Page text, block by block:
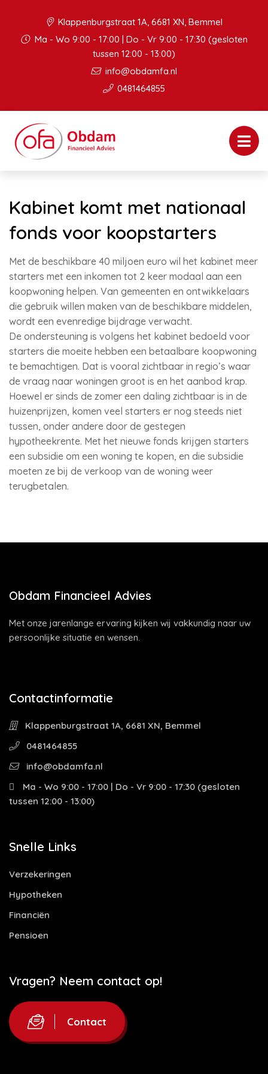
Klappenburgstraat 1A, 6681 XN, Bemmel
Ma - Wo 9:00 - 17:00 | Do - Vr 9:00 - 17:30 (gesloten
tussen 12:00 - 13:00)
info@obdamfa.nl
0481464855
Kabinet komt met nationaal
fonds voor koopstarters
Met de beschikbare 40 miljoen euro wil het kabinet meer
starters met een inkomen tot 2 keer modaal aan een
koopwoning helpen. Van gemeenten en ontwikkelaars
die gebruik willen maken van de beschikbare middelen,
wordt een evenredige bijdrage verwacht.
De ondersteuning is volgens het kabinet bedoeld voor
starters die moeite hebben een betaalbare koopwoning
te bemachtigen. Dat is vooral zichtbaar in regio’s waar
de vraag naar woningen groot is en het aanbod krap.
Hoewel er sinds de zomer een daling zichtbaar is in de
huizenprijzen, komen veel starters er nog steeds niet
tussen, onder andere door de gestegen
hypotheekrente. Met het nieuwe fonds krijgen starters
een subsidie om een woning te kopen, en die subsidie
moeten ze bij de verkoop van de woning weer
terugbetalen.
Obdam Financieel Advies
Met onze jarenlange ervaring kijken wij vakkundig naar uw
persoonlijke situatie en wensen.
Contactinformatie
Klappenburgstraat 1A, 6681 XN, Bemmel
0481464855
info@obdamfa.nl
Ma - Wo 9:00 - 17:00 | Do - Vr 9:00 - 17:30 (gesloten
tussen 12:00 - 13:00)
Snelle Links
Verzekeringen
Hypotheken
Financiën
Pensioen
Vragen? Neem contact op!
Contact